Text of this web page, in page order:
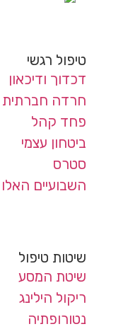
טיפול רגשי
דכדוך ודיכאון
חרדה חברתית
פחד קהל
ביטחון עצמי
סטרס
השבועיים האלו
שיטות טיפול
שיטת המסע
ריקול הילינג
נטורופתיה